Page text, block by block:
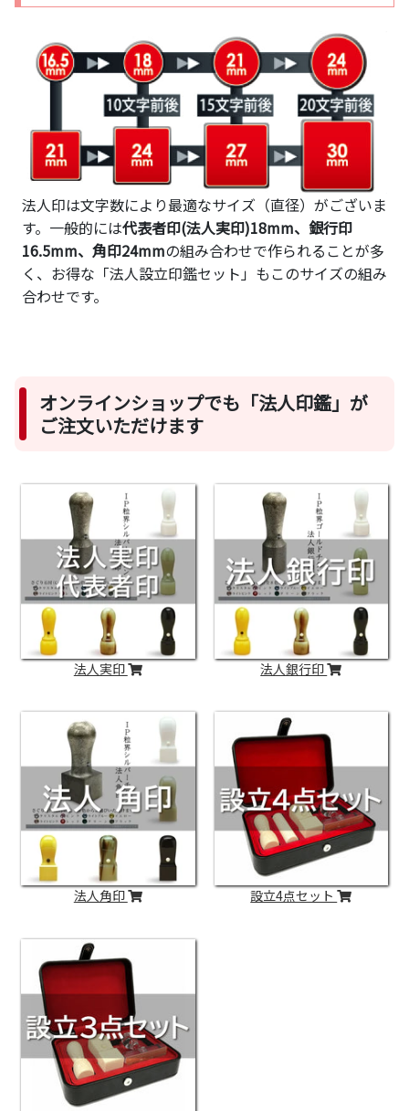
法人印は文字数により最適なサイズ（直径）がございま
す。一般的には代表者印(法人実印)18mm、銀行印
16.5mm、角印24mmの組み合わせで作られることが多
く、お得な「法人設立印鑑セット」もこのサイズの組み
合わせです。
オンラインショップでも「法人印鑑」が
ご注文いただけます
法人実印 法人銀行印
法人角印 設立4点セット